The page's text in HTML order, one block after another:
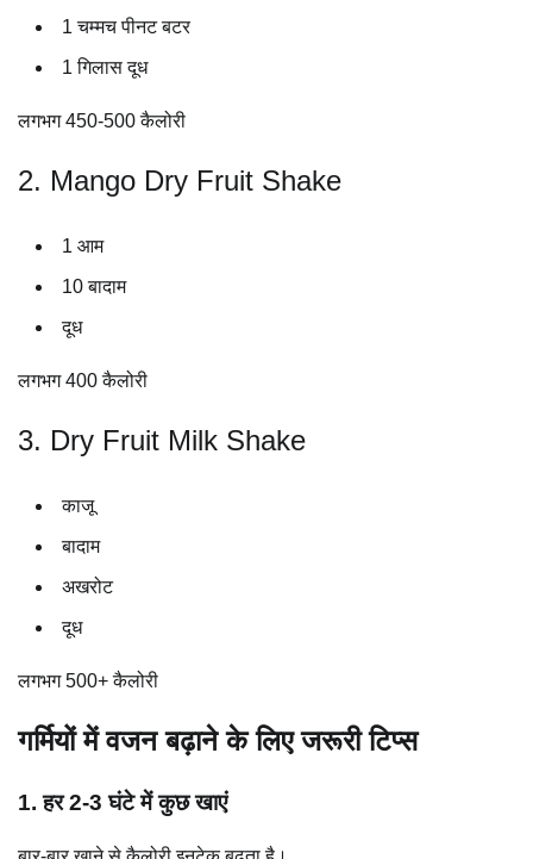
1 चम्मच पीनट बटर
1 गिलास दूध
लगभग 450-500 कैलोरी
2. Mango Dry Fruit Shake
1 आम
10 बादाम
दूध
लगभग 400 कैलोरी
3. Dry Fruit Milk Shake
काजू
बादाम
अखरोट
दूध
लगभग 500+ कैलोरी
गर्मियों में वजन बढ़ाने के लिए जरूरी टिप्स
1. हर 2-3 घंटे में कुछ खाएं